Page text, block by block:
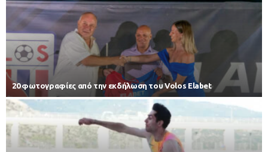
20 φωτογραφίες από την εκδήλωση του Volos Elabet